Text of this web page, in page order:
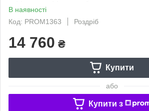
В наявності
Код: PROM1363
Роздріб
14 760 ₴
Купити
або
Купити з